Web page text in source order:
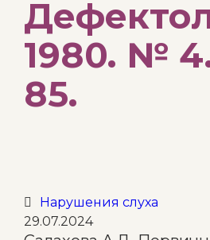
1980. №
85.
 Category
Нарушения слуха
29.07.2024